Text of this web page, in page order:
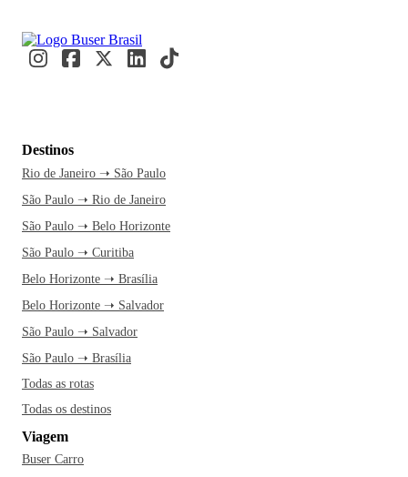
Destinos
Rio de Janeiro ➝ São Paulo
São Paulo ➝ Rio de Janeiro
São Paulo ➝ Belo Horizonte
São Paulo ➝ Curitiba
Belo Horizonte ➝ Brasília
Belo Horizonte ➝ Salvador
São Paulo ➝ Salvador
São Paulo ➝ Brasília
Todas as rotas
Todas os destinos
Viagem
Buser Carro